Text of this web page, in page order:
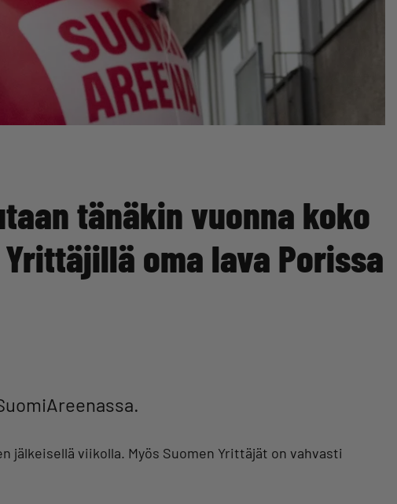
tänäkin vuonna koko
oma lava Porissa
jälkeisellä viikolla. Myös Suomen Yrittäjät on vahvasti